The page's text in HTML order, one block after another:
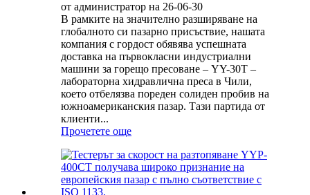
от администратор на 26-06-30
В рамките на значително разширяване на
глобалното си пазарно присъствие, нашата
компания с гордост обявява успешната
доставка на първокласни индустриални
машини за горещо пресоване – YY-30T –
лабораторна хидравлична преса в Чили,
което отбелязва пореден солиден пробив на
южноамериканския пазар. Тази партида от
клиенти...
Прочетете още